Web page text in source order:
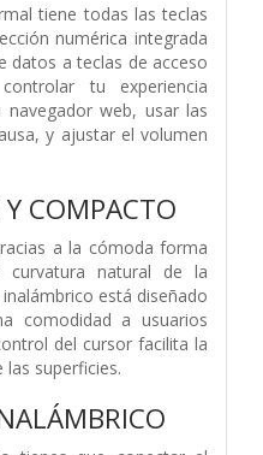
tiene todas las teclas
numérica integrada
datos a teclas de acceso
tu experiencia
web, usar las
y ajustar el volumen
COMPACTO
a la cómoda forma
curvatura natural de la
está diseñado
comodidad a usuarios
del cursor facilita la
superficies.